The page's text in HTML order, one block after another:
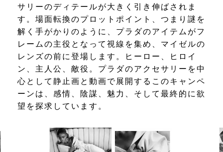
サリーのディテールが大きく引き伸ばされま
す。場面転換のプロットポイント、つまり謎を
解く手がかりのように、プラダのアイテムがフ
レームの主役となって視線を集め、マイゼルの
レンズの前に登場します。ヒーロー、ヒロイ
ン、主人公、敵役。プラダのアクセサリーを中
心として静止画と動画で展開するこのキャンペ
ーンは、感情、陰謀、魅力、そして最終的に欲
望を探求しています。